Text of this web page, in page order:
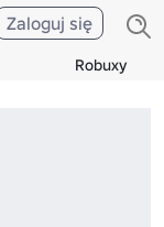
Robuxy
Zaloguj się